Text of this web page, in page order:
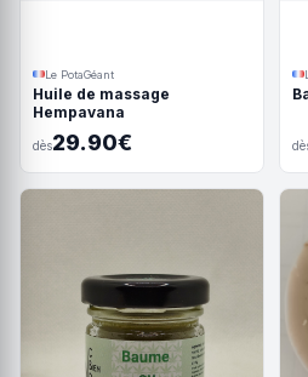
Le PotaGéant
Huile de massage
Hempavana
dès29.90€